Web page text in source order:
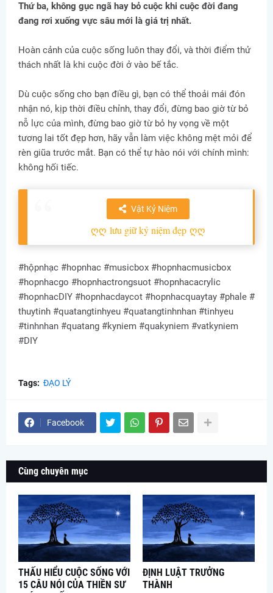
Thứ ba, không gục ngã hay bỏ cuộc khi cuộc đời đang
đang rơi xuống vực sâu mới là giá trị nhất.
Hoàn cảnh của cuộc sống luôn thay đổi, và thời điểm thử
thách nhất là khi cuộc đời ở vào bế tắc.
Dù cuộc sống cho bạn điều gì, bạn có thể thoải mái đón
nhận nó, kịp thời điều chỉnh, thay đổi, đừng bao giờ từ bỏ
nỗ lực của mình, đừng bao giờ từ bỏ hy vọng về một
tương lai tốt đẹp hơn, hãy vẫn làm việc không mệt mỏi để
rèn giũa trước mắt. Bạn có thể tự hào nói với chính mình:
không hối tiếc.
Vật Kỷ Niệm
ღღ lưu giữ kỷ niệm đẹp ღღ
#hộpnhạc #hopnhac #musicbox #hopnhacmusicbox
#hopnhacgo #hopnhactrongsuot #hopnhacacrylic
#hopnhacDIY #hopnhacdaycot #hopnhacquaytay #phale #
thuytinh #quatangtinhyeu #quatangtinhnhan #tinhyeu
#tinhnhan #quatang #kyniem #quakyniem #vatkyniem
#DIY
Tags: ĐẠO LÝ
Facebook
Cùng chuyên mục
THẤU HIỂU CUỘC SỐNG VỚI
15 CÂU NÓI CỦA THIỀN SƯ
ĐỊNH LUẬT TRƯỞNG
THÀNH